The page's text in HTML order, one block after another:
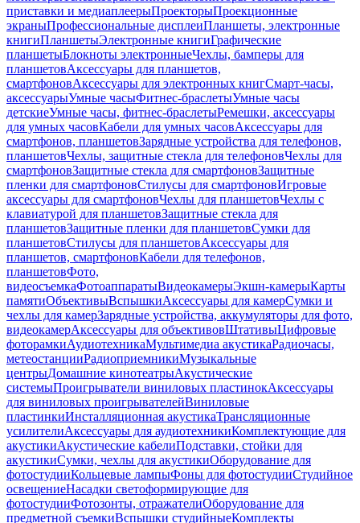
приставки и медиаплеерыПроекторыПроекционные
экраныПрофессиональные дисплеиПланшеты, электронные
книгиПланшетыЭлектронные книгиГрафические
планшетыБлокноты электронныеЧехлы, бамперы для
планшетовАксессуары для планшетов,
смартфоновАксессуары для электронных книгСмарт-часы,
аксессуарыУмные часыФитнес-браслетыУмные часы
детскиеУмные часы, фитнес-браслетыРемешки, аксессуары
для умных часовКабели для умных часовАксессуары для
смартфонов, планшетовЗарядные устройства для телефонов,
планшетовЧехлы, защитные стекла для телефоновЧехлы для
смартфоновЗащитные стекла для смартфоновЗащитные
пленки для смартфоновСтилусы для смартфоновИгровые
аксессуары для смартфоновЧехлы для планшетовЧехлы с
клавиатурой для планшетовЗащитные стекла для
планшетовЗащитные пленки для планшетовСумки для
планшетовСтилусы для планшетовАксессуары для
планшетов, смартфоновКабели для телефонов,
планшетовФото,
видеосъемкаФотоаппаратыВидеокамерыЭкшн-камерыКарты
памятиОбъективыВспышкиАксессуары для камерСумки и
чехлы для камерЗарядные устройства, аккумуляторы для фото,
видеокамерАксессуары для объективовШтативыЦифровые
фоторамкиАудиотехникаМультимедиа акустикаРадиочасы,
метеостанцииРадиоприемникиМузыкальные
центрыДомашние кинотеатрыАкустические
системыПроигрыватели виниловых пластинокАксессуары
для виниловых проигрывателейВиниловые
пластинкиИнсталляционная акустикаТрансляционные
усилителиАксессуары для аудиотехникиКомплектующие для
акустикиАкустические кабелиПодставки, стойки для
акустикиСумки, чехлы для акустикиОборудование для
фотостудииКольцевые лампыФоны для фотостудииСтудийное
освещениеНасадки светоформирующие для
фотостудииФотозонты, отражателиОборудование для
предметной съемкиВспышки студийныеКомплекты